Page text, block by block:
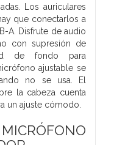
Los auriculares
que conectarlos a
A. Disfrute de audio
con supresión de
de fondo para
ajustable se
no se usa. El
la cabeza cuenta
un ajuste cómodo.